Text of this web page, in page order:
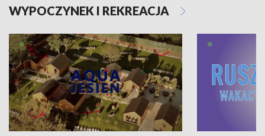
WYPOCZYNEK I REKREACJA